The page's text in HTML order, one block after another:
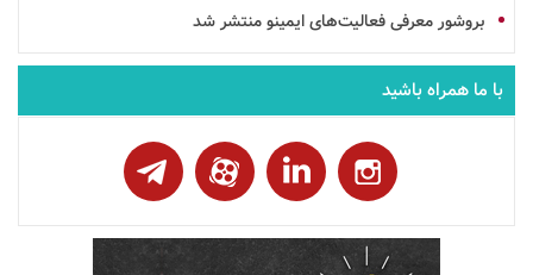
بروشورمعرفی فعالیت‌هایایمینومنتشر شد
با ما همراه باشید